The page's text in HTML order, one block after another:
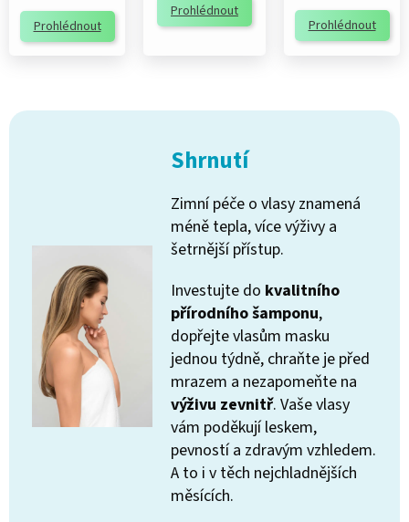
Prohlédnout
Prohlédnout
Prohlédnout
Shrnutí
Zimní péče o vlasy znamená
méně tepla, více výživy a
šetrnější přístup.
Investujte do kvalitního
přírodního šamponu,
dopřejte vlasům masku
jednou týdně, chraňte je před
mrazem a nezapomeňte na
výživu zevnitř. Vaše vlasy
vám poděkují leskem,
pevností a zdravým vzhledem.
A to i v těch nejchladnějších
měsících.